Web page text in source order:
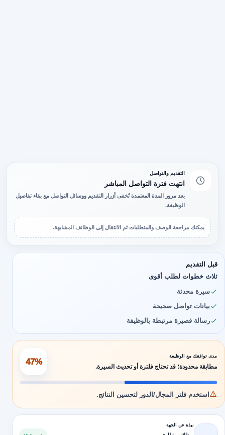
التقديم والتواصل
انتهت فترة التواصل المباشر
بعد مرور المدة المعتمدة تُخفى أزرار التقديم ووسائل التواصل مع بقاء تفاصيل
الوظيفة.
يمكنك مراجعة الوصف والمتطلبات ثم الانتقال إلى الوظائف المشابهة.
قبل التقديم
ثلاث خطوات لطلب أقوى
سيرة محدثة
بيانات تواصل صحيحة
رسالة قصيرة مرتبطة بالوظيفة
مدى توافقك مع الوظيفة
مطابقة محدودة؛ قد تحتاج فلترة أو تحديث السيرة. 47%
استخدم فلتر المجال/الدور لتحسين النتائج.
نبذة عن الجهة